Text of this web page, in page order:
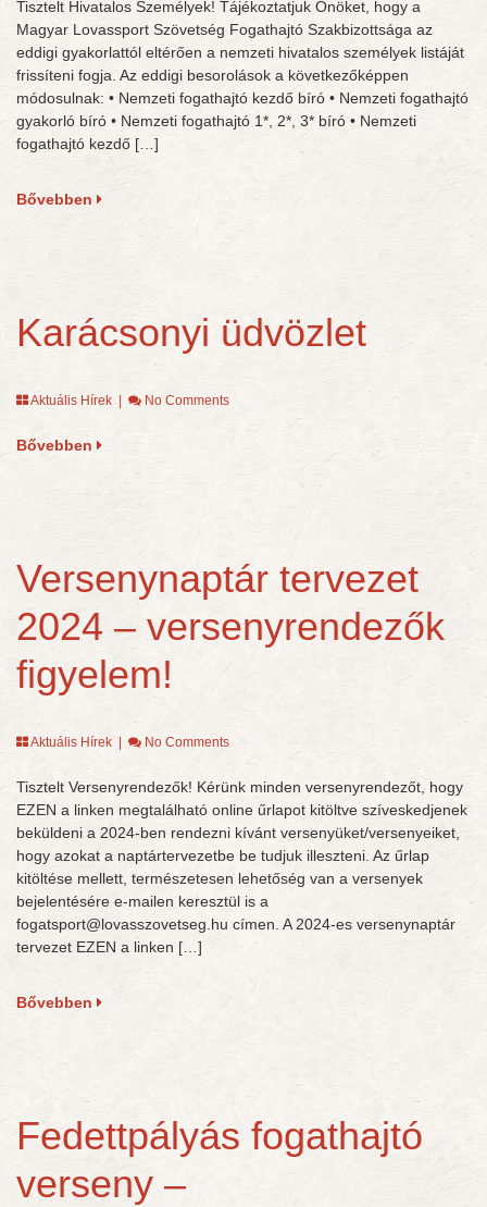
Tisztelt Hivatalos Személyek! Tájékoztatjuk Önöket, hogy a
Magyar Lovassport Szövetség Fogathajtó Szakbizottsága az
eddigi gyakorlattól eltérően a nemzeti hivatalos személyek listáját
frissíteni fogja. Az eddigi besorolások a következőképpen
módosulnak: • Nemzeti fogathajtó kezdő bíró • Nemzeti fogathajtó
gyakorló bíró • Nemzeti fogathajtó 1*, 2*, 3* bíró • Nemzeti
fogathajtó kezdő […]
Bővebben
Karácsonyi üdvözlet
Aktuális Hírek No Comments
Bővebben
Versenynaptár tervezet
2024 – versenyrendezők
figyelem!
Aktuális Hírek No Comments
Tisztelt Versenyrendezők! Kérünk minden versenyrendezőt, hogy
EZEN a linken megtalálható online űrlapot kitöltve szíveskedjenek
beküldeni a 2024-ben rendezni kívánt versenyüket/versenyeiket,
hogy azokat a naptártervezetbe be tudjuk illeszteni. Az űrlap
kitöltése mellett, természetesen lehetőség van a versenyek
bejelentésére e-mailen keresztül is a
fogatsport@lovasszovetseg.hu címen. A 2024-es versenynaptár
tervezet EZEN a linken […]
Bővebben
Fedettpályás fogathajtó
verseny –